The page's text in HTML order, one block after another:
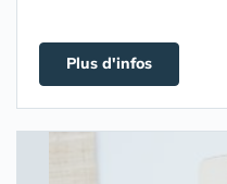
Plus d'infos